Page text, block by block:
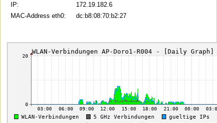
IP:
172.19.182.6
MAC-Address eth0:
dc:b8:08:70:b2:27